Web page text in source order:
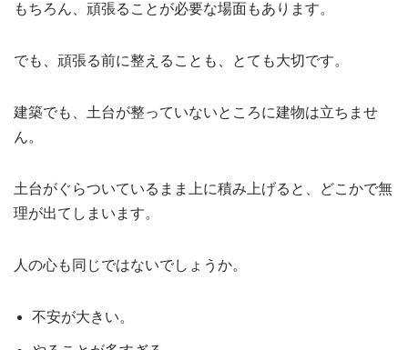
もちろん、頑張ることが必要な場面もあります。
でも、頑張る前に整えることも、とても大切です。
建築でも、土台が整っていないところに建物は立ちませ
ん。
土台がぐらついているまま上に積み上げると、どこかで無
理が出てしまいます。
人の心も同じではないでしょうか。
不安が大きい。